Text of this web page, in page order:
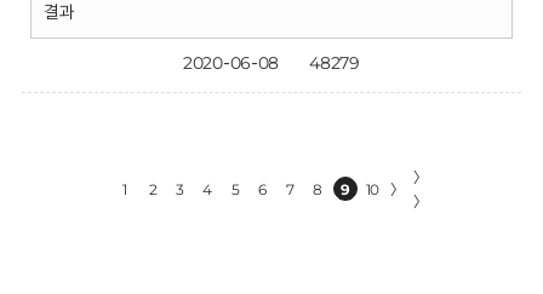
결과
2020-06-08 48279
1 2 3 4 5 6 7 8 9 10 〉
〉
〉